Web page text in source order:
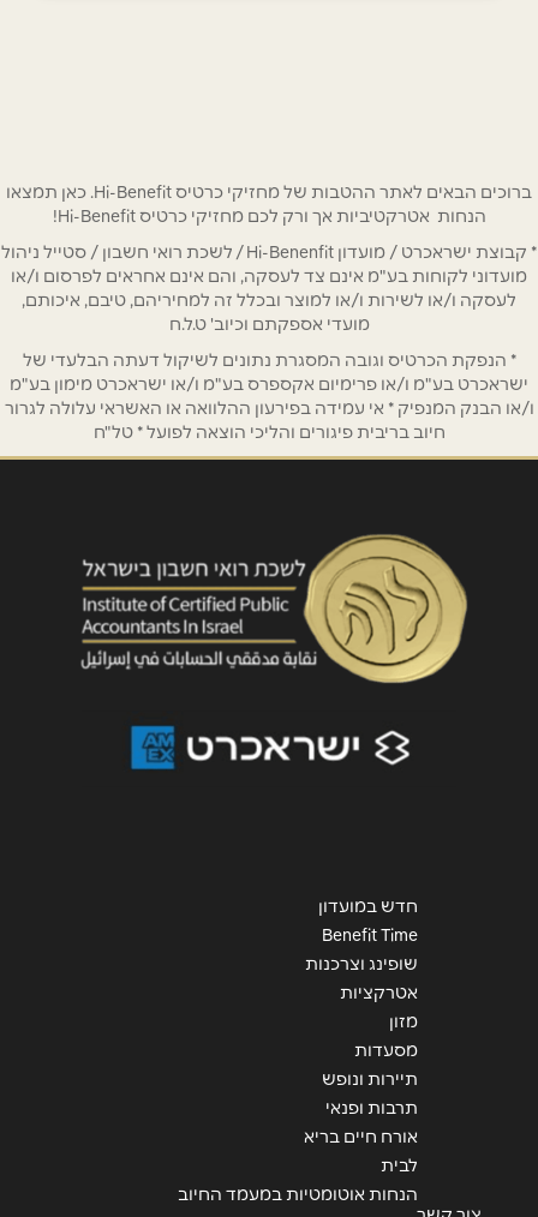
טלפון*
אימייל *
אנא חזרו אלי בקשר ל...
הודעה *
שליחה
ראש העין
זהרה אלפסיה 3
03-7301770
רחובות
פארק המדע המדע 6
ראשון לציון
ילדי טהרן 5
1700-500993
גלילות
פתח תקווה
מתחם שופ טיים תוצרת הארץ 3
1700-500993
תל אביב
בוגרשוב 7
ברוכים הבאים לאתר ההטבות של מחזיקי כרטיס Hi-Benefit. כאן תמצאו
הנחות אטרקטיביות אך ורק לכם מחזיקי כרטיס Hi-Benefit!
* קבוצת ישראכרט / מועדון Hi-Benenfit / לשכת רואי חשבון / סטייל ניהול
מועדוני לקוחות בע"מ אינם צד לעסקה, והם אינם אחראים לפרסום ו/או
לעסקה ו/או לשירות ו/או למוצר ובכלל זה למחיריהם, טיבם, איכותם,
מועדי אספקתם וכיוב' ט.ל.ח
* הנפקת הכרטיס וגובה המסגרת נתונים לשיקול דעתה הבלעדי של
ישראכרט בע"מ ו/או פרימיום אקספרס בע"מ ו/או ישראכרט מימון בע"מ
ו/או הבנק המנפיק * אי עמידה בפירעון ההלוואה או האשראי עלולה לגרור
חיוב בריבית פיגורים והליכי הוצאה לפועל * טל"ח
חדש במועדון
Benefit Time
שופינג וצרכנות
אטרקציות
מזון
מסעדות
תיירות ונופש
תרבות ופנאי
אורח חיים בריא
לבית
הנחות אוטומטיות במעמד החיוב